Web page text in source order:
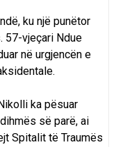
ku një punëtor
57-vjeçari Ndue
në urgjencën e
ka pësuar
së parë, ai
Spitalit të Traumës